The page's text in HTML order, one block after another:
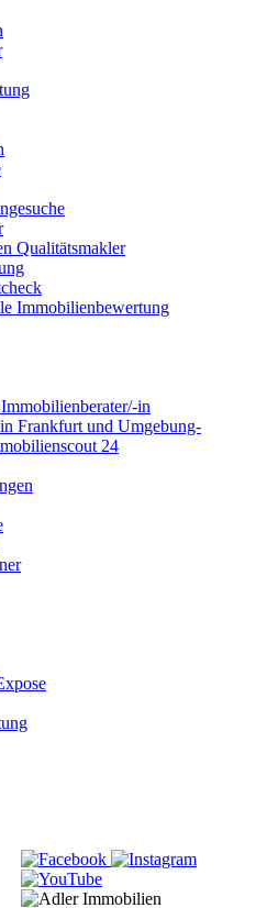
Qualitätsmakler
Immobilienbewertung
in
Frankfurt und Umgebung-
24